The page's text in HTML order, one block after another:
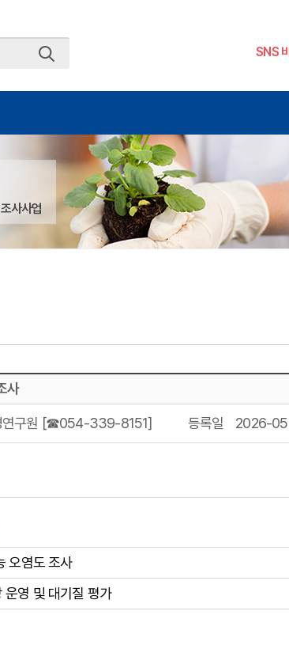
SNS
사사업
사
등록일 2026-
연구원 [☎054-339-8151]
오염도 조사
영 및 대기질 평가